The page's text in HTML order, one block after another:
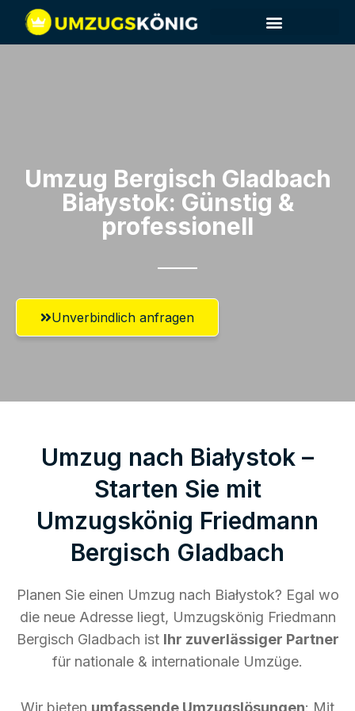
Umzug Bergisch Gladbach​
Białystok: Günstig &
professionell​
Unverbindlich anfragen
Umzug nach Białystok –
Starten Sie mit
Umzugskönig Friedmann
Bergisch Gladbach
Planen Sie einen Umzug nach Białystok? Egal wo
die neue Adresse liegt, Umzugskönig Friedmann
Bergisch Gladbach ist Ihr zuverlässiger Partner
für nationale & internationale Umzüge.
Wir bieten umfassende Umzugslösungen: Mit